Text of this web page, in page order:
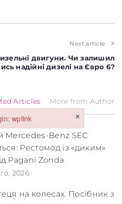
Next article
двигуни. Чи залишил
ись надійні дизелі на Євро 6?
Articles More from Author
Mercedes-Benz SEC
Рестомод із «диким»
Pagani Zonda
2026
на колесах. Посібник з
wplink ×
wplink